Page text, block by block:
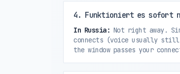
4. Funktioniert es sofort
In Russia: Not right away.
connects (voice usually
the window passes your